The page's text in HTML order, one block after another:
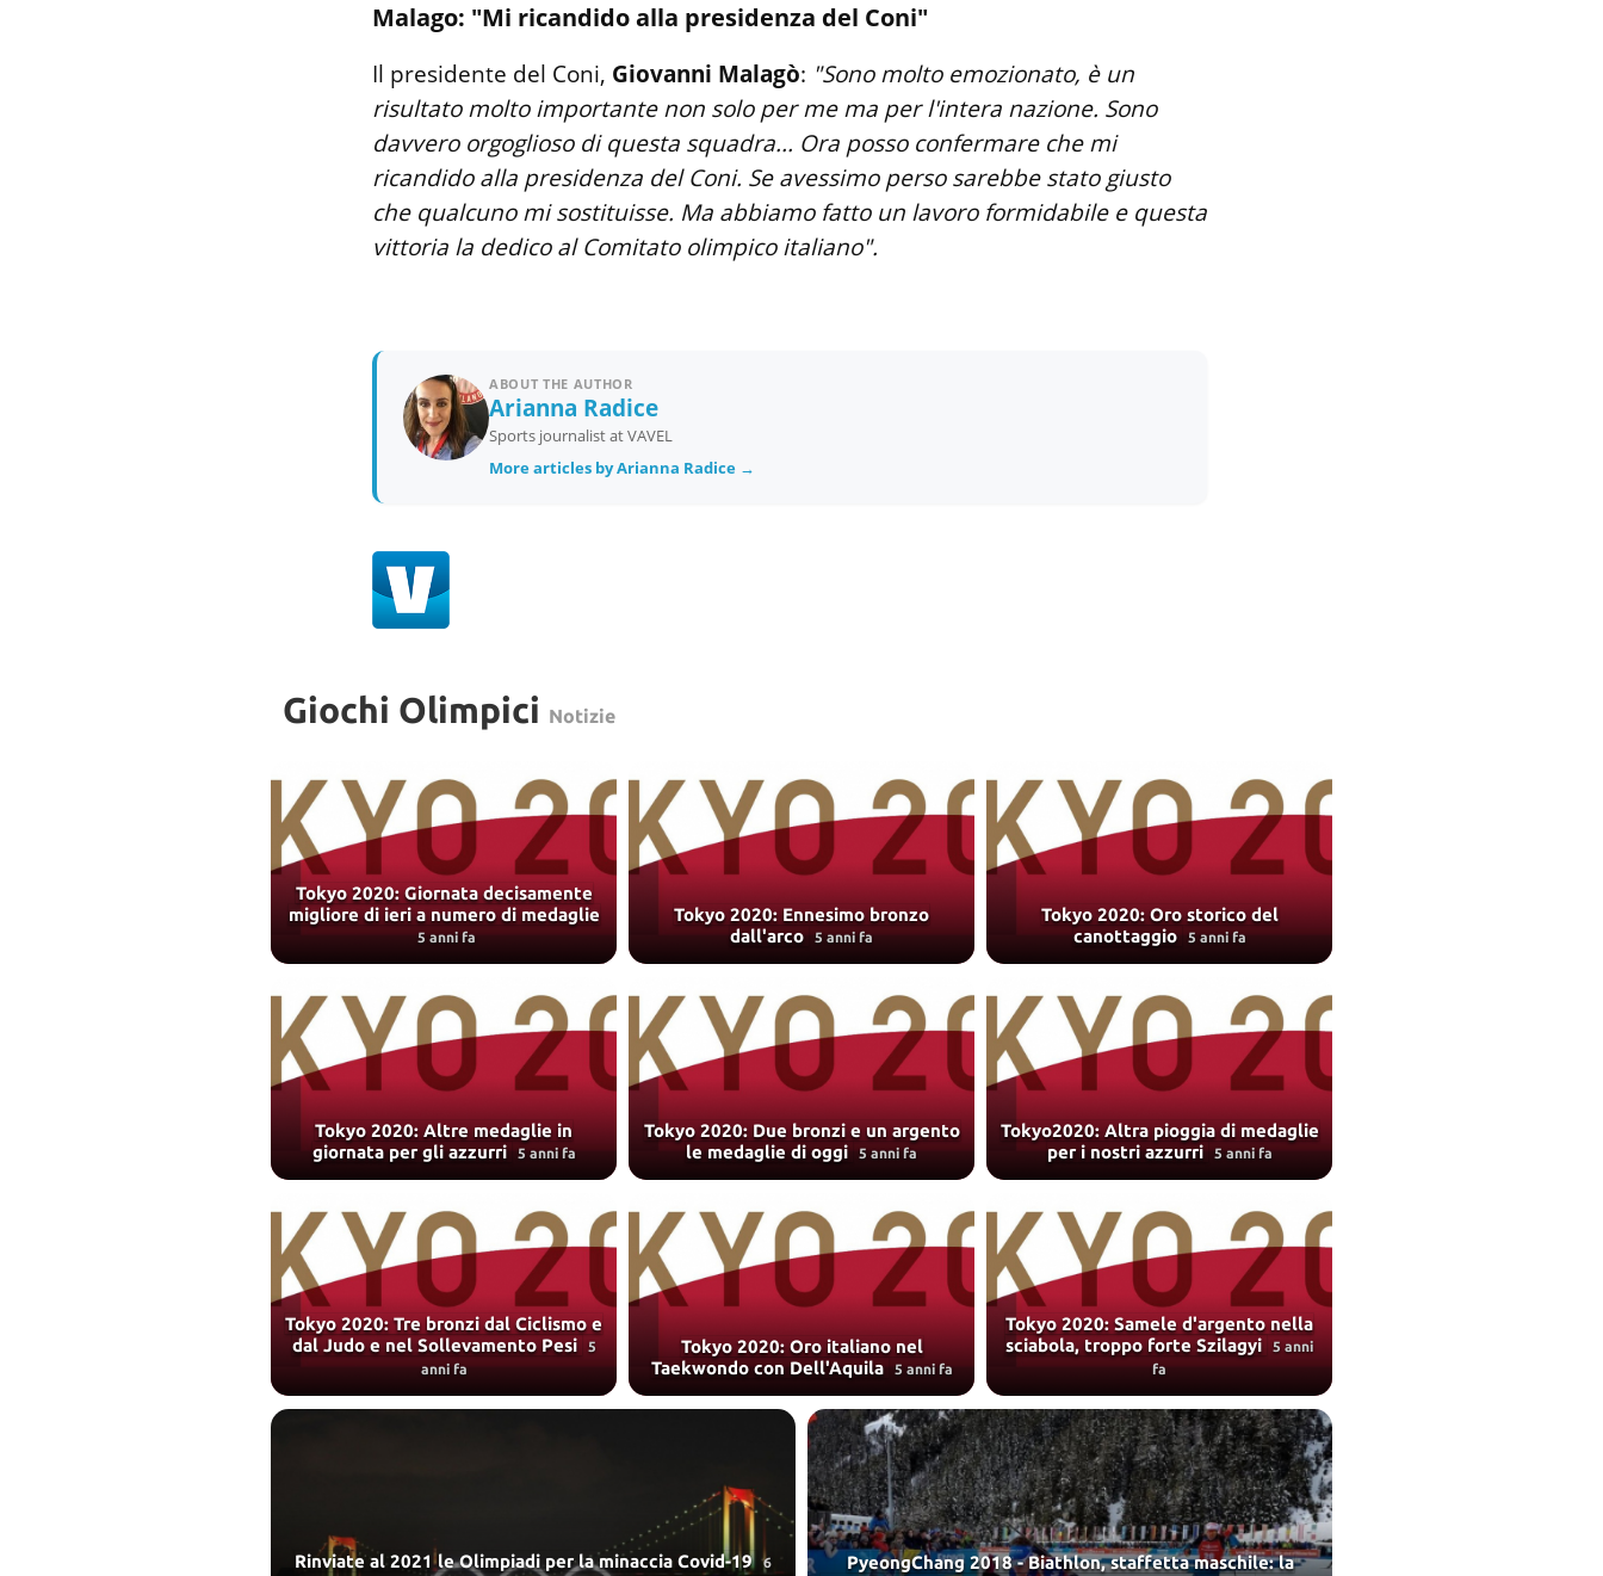
Malago: "Mi ricandido alla presidenza del Coni"
Il presidente del Coni, Giovanni Malagò: "Sono molto emozionato, è un
risultato molto importante non solo per me ma per l'intera nazione. Sono
davvero orgoglioso di questa squadra... Ora posso confermare che mi
ricandido alla presidenza del Coni. Se avessimo perso sarebbe stato giusto
che qualcuno mi sostituisse. Ma abbiamo fatto un lavoro formidabile e questa
vittoria la dedico al Comitato olimpico italiano".
ABOUT THE AUTHOR
Arianna Radice
Sports journalist at VAVEL
More articles by Arianna Radice →
Giochi Olimpici Notizie
Tokyo 2020: Giornata decisamente
migliore di ieri a numero di medaglie
5 anni fa
Tokyo 2020: Ennesimo bronzo
dall'arco 5 anni fa
Tokyo 2020: Oro storico del
canottaggio 5 anni fa
Tokyo 2020: Altre medaglie in
giornata per gli azzurri 5 anni fa
Tokyo 2020: Due bronzi e un argento
le medaglie di oggi 5 anni fa
Tokyo2020: Altra pioggia di medaglie
per i nostri azzurri 5 anni fa
Tokyo 2020: Tre bronzi dal Ciclismo e
dal Judo e nel Sollevamento Pesi
5
anni fa
Tokyo 2020: Oro italiano nel
Taekwondo con Dell'Aquila 5 anni fa
Tokyo 2020: Samele d'argento nella
sciabola, troppo forte Szilagyi
5 anni
fa
Rinviate al 2021 le Olimpiadi per la minaccia Covid-19 6
PyeongChang 2018 - Biathlon, staffetta maschile: la